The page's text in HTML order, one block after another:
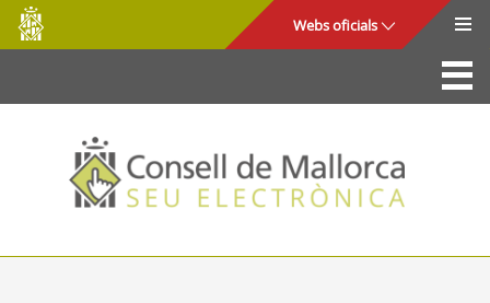
Salta al contingut principal
Consell
de
Mallorca
Webs oficials
La Seu
Consell de Mallorca
Accés i seguretat
Utilitats